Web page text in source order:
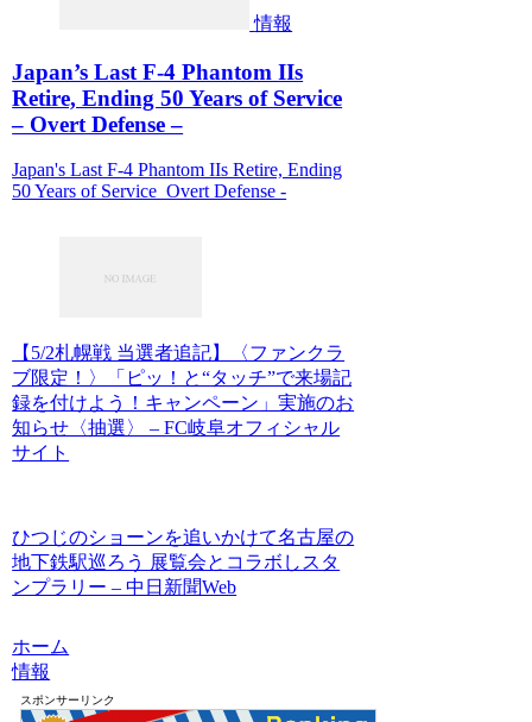
情報
Japan’s Last F-4 Phantom IIs
Retire, Ending 50 Years of Service
– Overt Defense –
Japan's Last F-4 Phantom IIs Retire, Ending
50 Years of Service Overt Defense -
【5/2札幌戦 当選者追記】〈ファンクラ
ブ限定！〉「ピッ！と“タッチ”で来場記
録を付けよう！キャンペーン」実施のお
知らせ〈抽選〉 – FC岐阜オフィシャル
サイト
ひつじのショーンを追いかけて名古屋の
地下鉄駅巡ろう 展覧会とコラボしスタ
ンプラリー – 中日新聞Web
ホーム
情報
スポンサーリンク